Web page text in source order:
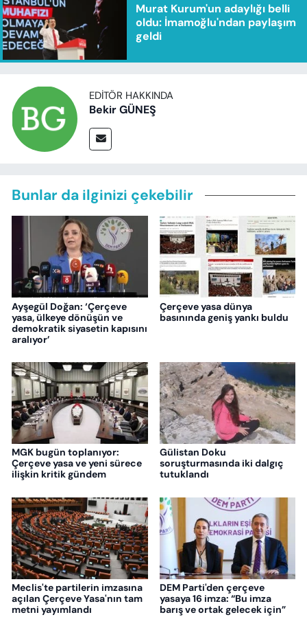
Murat Kurum'un adaylığı belli
oldu: İmamoğlu'ndan paylaşım
geldi
EDITÖR HAKKINDA
Bekir GÜNEŞ
Bunlar da ilginizi çekebilir
Ayşegül Doğan: ‘Çerçeve
yasa, ülkeye dönüşün ve
demokratik siyasetin kapısını
aralıyor’
Çerçeve yasa dünya
basınında geniş yankı buldu
MGK bugün toplanıyor:
Çerçeve yasa ve yeni sürece
ilişkin kritik gündem
Gülistan Doku
soruşturmasında iki dalgıç
tutuklandı
Meclis'te partilerin imzasına
açılan Çerçeve Yasa'nın tam
metni yayımlandı
DEM Parti'den çerçeve
yasaya 16 imza: “Bu imza
barış ve ortak gelecek için”